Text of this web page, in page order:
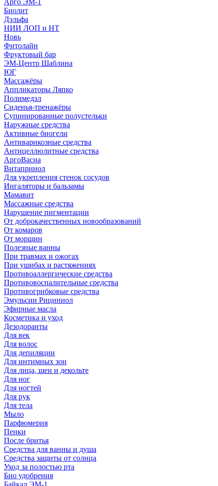
Арго ЭМ-1
Биолит
Дэльфа
НИИ ЛОП и НТ
Новь
Фитолайн
Фруктовый бар
ЭМ-Центр Шаблина
ЮГ
Массажёры
Аппликаторы Ляпко
Полимедэл
Сиденья-тренажёры
Супинированные полустельки
Наружные средства
Активные биогели
Антиварикозные средства
Антицеллюлитные средства
АргоВасна
Витапринол
Для укрепления стенок сосудов
Ингаляторы и бальзамы
Мамавит
Массажные средства
Нарушение пигментации
От доброкачественных новообразований
От комаров
От морщин
Полезные ванны
При травмах и ожогах
При ушибах и растяжениях
Противоаллергические средства
Противовоспалительные средства
Противогрибковые средства
Эмульсии Рициниол
Эфирные масла
Косметика и уход
Дезодоранты
Для век
Для волос
Для депиляции
Для интимных зон
Для лица, шеи и декольте
Для ног
Для ногтей
Для рук
Для тела
Мыло
Парфюмерия
Пенки
После бритья
Средства для ванны и душа
Средства защиты от солнца
Уход за полостью рта
Био удобрения